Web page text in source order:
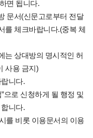
면 됩니다.
문서(신문고로부터 전달
를 체크바랍니다.(중복 체
는 상대방의 명시적인 허
사용 금지)
니다.
으로 신청하게 될 행정 및
니다.
를 비롯 이용문서의 이용